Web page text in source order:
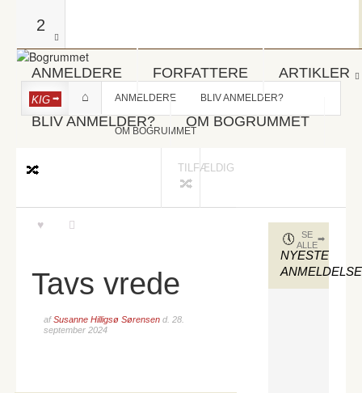
2
ANMELDERE FORFATTERE ARTIKLER
BLIV ANMELDER? OM BOGRUMMET
KIG ANMELDERE BLIV ANMELDER?
OM BOGRUMMET
TILFÆLDIG
Tavs vrede
afSusanne Hilligsø Sørensen d. 28.
september 2024
NYESTE
SE
ALLE